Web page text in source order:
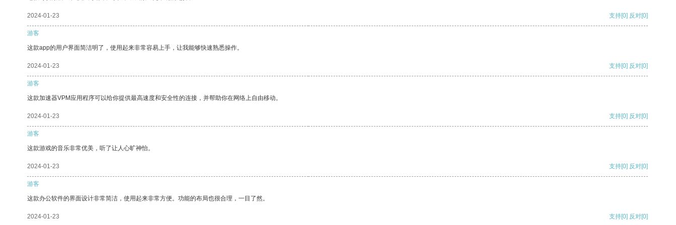
2024-01-23 支持[0] 反对[0]
游客
这款app的用户界面简洁明了，使用起来非常容易上手，让我能够快速熟悉操作。
2024-01-23 支持[0] 反对[0]
游客
这款加速器VPM应用程序可以给你提供最高速度和安全性的连接，并帮助你在网络上自由移动。
2024-01-23 支持[0] 反对[0]
游客
这款游戏的音乐非常优美，听了让人心旷神怡。
2024-01-23 支持[0] 反对[0]
游客
这款办公软件的界面设计非常简洁，使用起来非常方便。功能的布局也很合理，一目了然。
2024-01-23 支持[0] 反对[0]